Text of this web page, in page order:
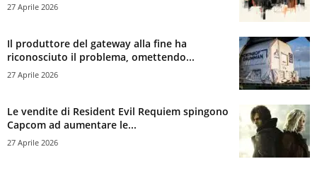
27 Aprile 2026
Il produttore del gateway alla fine ha
riconosciuto il problema, omettendo...
27 Aprile 2026
Le vendite di Resident Evil Requiem spingono
Capcom ad aumentare le...
27 Aprile 2026